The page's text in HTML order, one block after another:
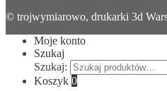
© trojwymiarowo, drukarki 3d
Moje konto
Szukaj
Szukaj:
Koszyk 0